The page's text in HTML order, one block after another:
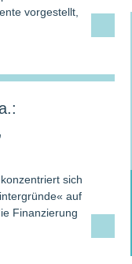
vorgestellt,
sich
auf
Finanzierung